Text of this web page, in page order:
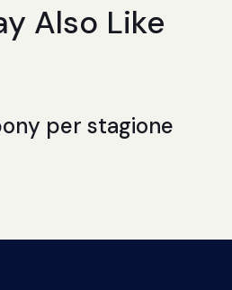
Also Like
per stagione